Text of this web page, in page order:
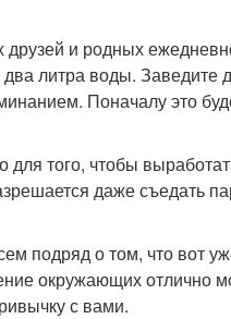
и родных
литра воды. Заведите
Поначалу это
того, чтобы
даже съедать
подряд о том, что вот
окружающих отлично
с вами.